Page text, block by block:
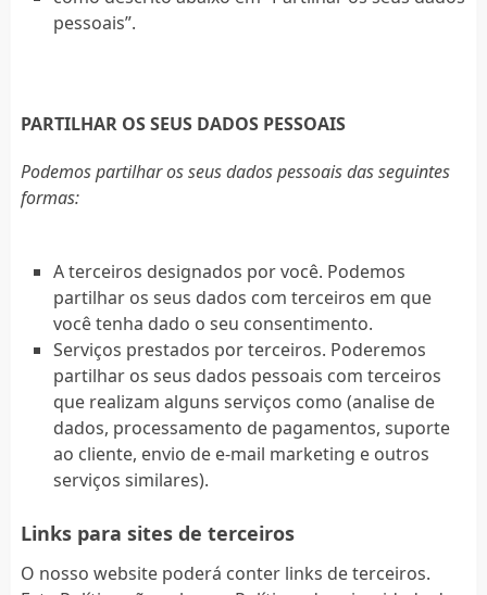
pessoais”.
PARTILHAR OS SEUS DADOS PESSOAIS
Podemos partilhar os seus dados pessoais das seguintes
formas:
A terceiros designados por você. Podemos
partilhar os seus dados com terceiros em que
você tenha dado o seu consentimento.
Serviços prestados por terceiros. Poderemos
partilhar os seus dados pessoais com terceiros
que realizam alguns serviços como (analise de
dados, processamento de pagamentos, suporte
ao cliente, envio de e-mail marketing e outros
serviços similares).
Links para sites de terceiros
O nosso website poderá conter links de terceiros.